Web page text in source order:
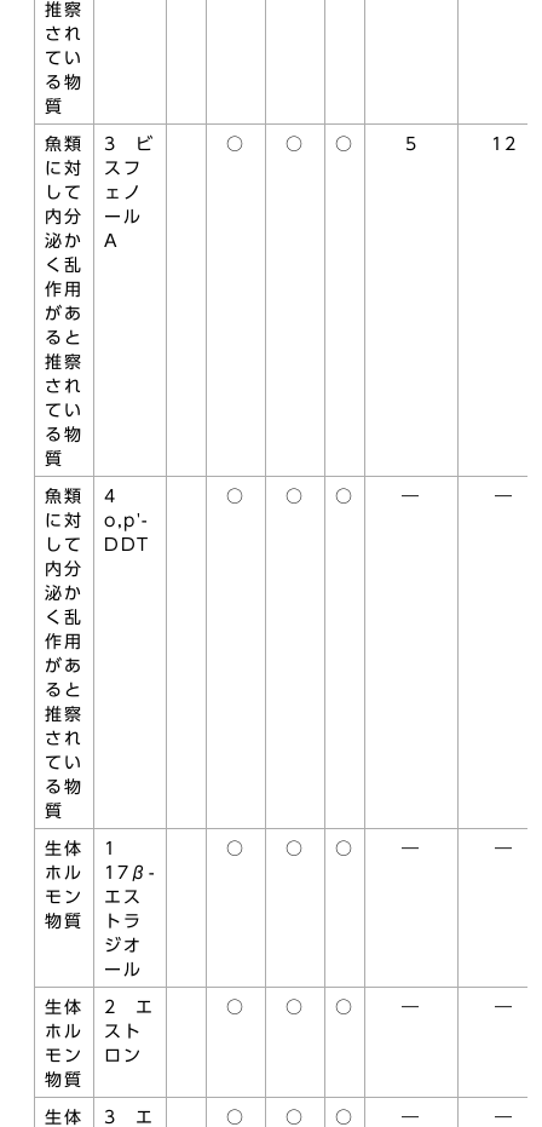
推察
され
てい
る物
質
魚類
に対
して
内分
泌か
く乱
作用
があ
ると
推察
され
てい
る物
質
3 ビ
スフ
ェノ
ール
A
○ ○ ○ 5 12
魚類
に対
して
内分
泌か
く乱
作用
があ
ると
推察
され
てい
る物
質
4
o,p'-
DDT
○ ○ ○ ― ―
生体
ホル
モン
物質
1
17β-
エス
トラ
ジオ
ール
○ ○ ○ ― ―
生体
ホル
モン
物質
2 エ
スト
ロン
○ ○ ○ ― ―
生体
3 エ
○ ○ ○ ― ―